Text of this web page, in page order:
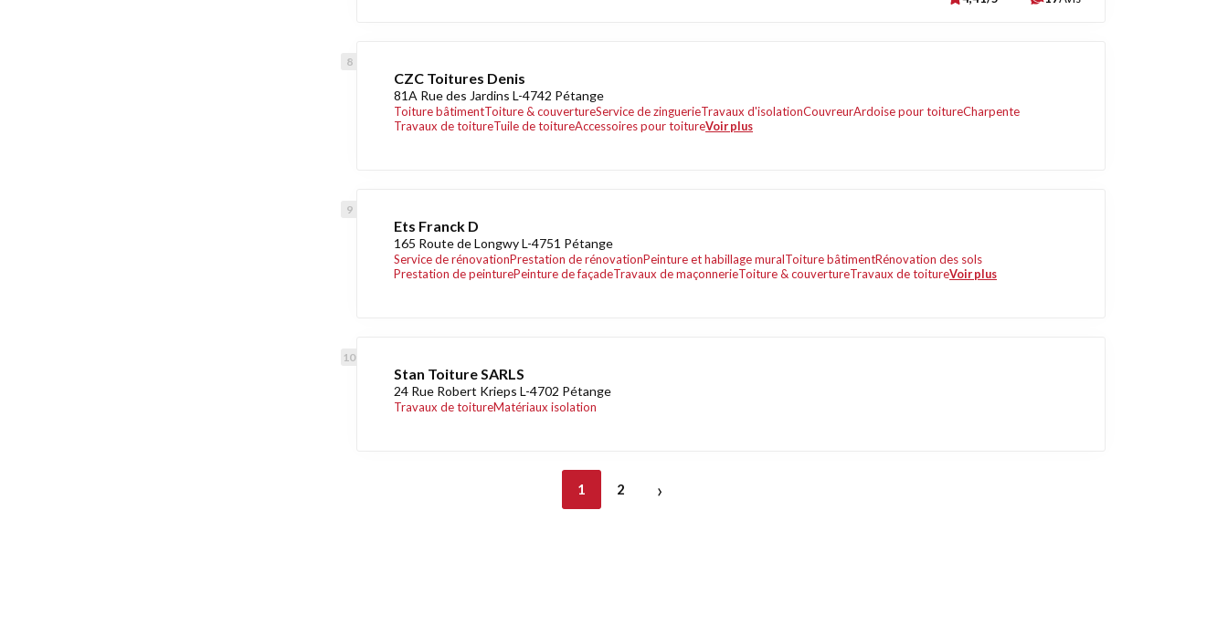
CZC Toitures Denis
81A Rue des Jardins L-4742 Pétange
Toiture bâtimentToiture & couvertureService de zinguerieTravaux d'isolationCouvreurArdoise pour toitureCharpente
Travaux de toitureTuile de toitureAccessoires pour toitureVoir plus
Ets Franck D
165 Route de Longwy L-4751 Pétange
Service de rénovationPrestation de rénovationPeinture et habillage muralToiture bâtimentRénovation des sols
Prestation de peinturePeinture de façadeTravaux de maçonnerieToiture & couvertureTravaux de toitureVoir plus
Stan Toiture SARLS
24 Rue Robert Krieps L-4702 Pétange
Travaux de toitureMatériaux isolation
1 2 ›